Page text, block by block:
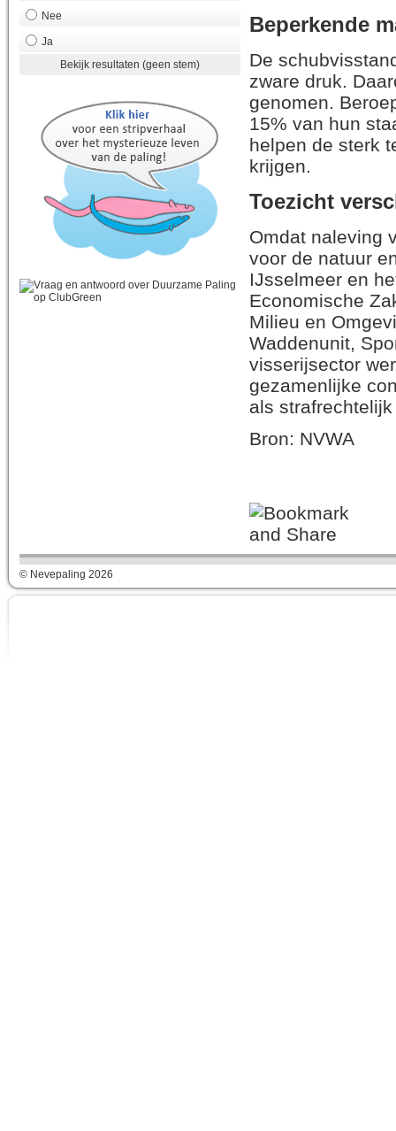
Nee
Ja
Bekijk resultaten (geen stem)
Beperkende
De
zware druk.
genomen.
15% van hun
helpen de sterk
krijgen.
Toezicht
Omdat naleving
voor de natuur
IJsselmeer en
Economische
Milieu en
Waddenunit,
visserijsector
gezamenlijke
als
Bron: NVWA
© Nevepaling 2026